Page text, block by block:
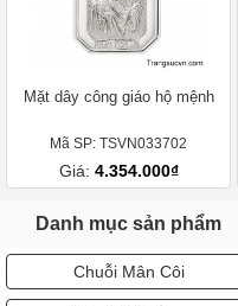
Mặt dây công giáo hộ mệnh
Mã SP: TSVN033702
Giá: 4.354.000₫
Danh mục sản phẩm
Chuỗi Mân Côi